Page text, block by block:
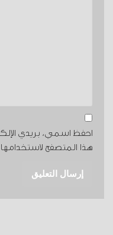
احفظ اسمي، بريدي
هذا المتصفح